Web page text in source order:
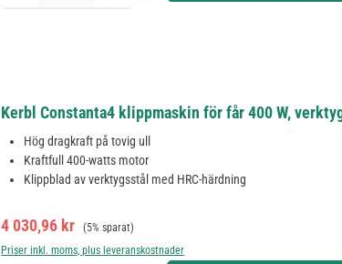
Kerbl Constanta4 klippmaskin för får 400 W,
Hög dragkraft på tovig ull
Kraftfull 400-watts motor
Klippblad av verktygsstål med HRC-härdning
Försäljningspris:
4 030,96 kr Ordinarie pris:
(5% sparat)
Priser inkl. moms, plus leveranskostnader